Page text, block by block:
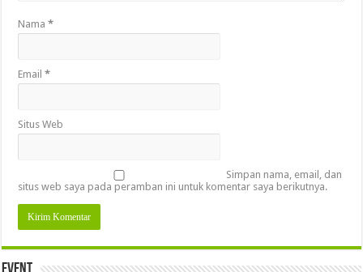
Nama*
Email*
Situs Web
Simpan nama, email, dan
situs web saya pada peramban ini untuk komentar saya berikutnya.